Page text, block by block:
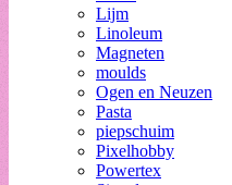
Lijm
Linoleum
Magneten
moulds
Ogen en Neuzen
Pasta
piepschuim
Pixelhobby
Powertex